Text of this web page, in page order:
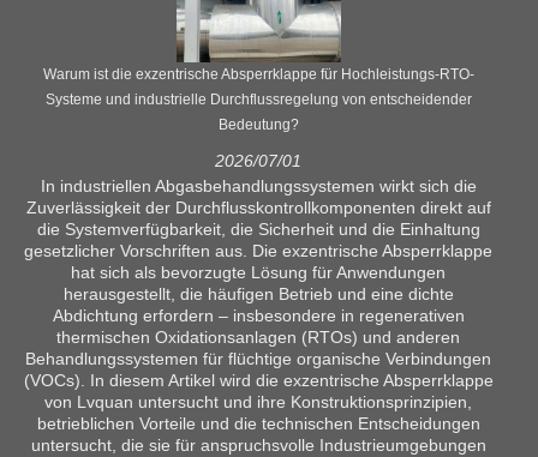
Warum ist die exzentrische Absperrklappe für Hochleistungs-RTO-
Systeme und industrielle Durchflussregelung von entscheidender
Bedeutung?
2026/07/01
In industriellen Abgasbehandlungssystemen wirkt sich die
Zuverlässigkeit der Durchflusskontrollkomponenten direkt auf
die Systemverfügbarkeit, die Sicherheit und die Einhaltung
gesetzlicher Vorschriften aus. Die exzentrische Absperrklappe
hat sich als bevorzugte Lösung für Anwendungen
herausgestellt, die häufigen Betrieb und eine dichte
Abdichtung erfordern – insbesondere in regenerativen
thermischen Oxidationsanlagen (RTOs) und anderen
Behandlungssystemen für flüchtige organische Verbindungen
(VOCs). In diesem Artikel wird die exzentrische Absperrklappe
von Lvquan untersucht und ihre Konstruktionsprinzipien,
betrieblichen Vorteile und die technischen Entscheidungen
untersucht, die sie für anspruchsvolle Industrieumgebungen